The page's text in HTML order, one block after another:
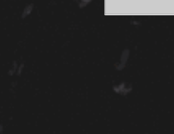
nach: